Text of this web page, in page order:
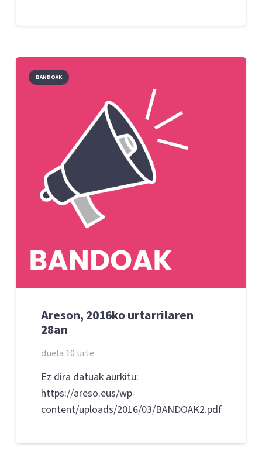
BANDOAK
Areson, 2016ko urtarrilaren
28an
duela 10 urte
Ez dira datuak aurkitu:
https://areso.eus/wp-
content/uploads/2016/03/BANDOAK2.pdf